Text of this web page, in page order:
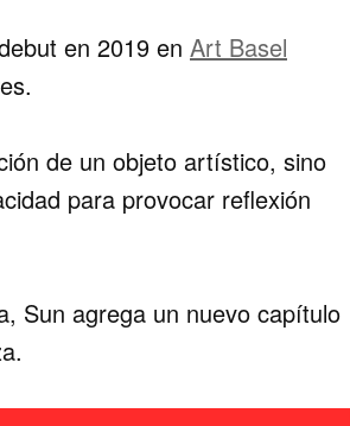
en 2019 en Art Basel
de un objeto artístico, sino
para provocar reflexión
Sun agrega un nuevo capítulo